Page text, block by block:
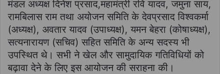
मंडल अध्यक्ष दिनेश प्रसाद,महामंत्री रवि यादव, जमुना साय,
रामबिलास राम तथा अयोजन समिति के देवप्रसाद विश्वकर्मा
(अध्यक्ष), अवतार यादव (उपाध्यक्ष), यमन बेहरा (कोषाध्यक्ष),
सत्यनारायण (सचिव) सहित समिति के अन्य सदस्य भी
उपस्थित थे। सभी ने खेल और सामुदायिक गतिविधियों को
बढ़ावा देने के लिए इस आयोजन की सराहना की।